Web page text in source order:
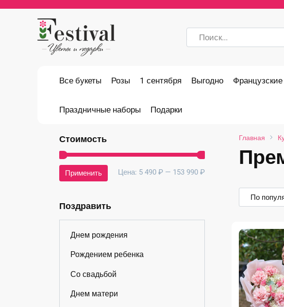
содержанию
Search
Все букеты Розы 1 сентября Выгодно
Праздничные наборы Подарки
Главная
Стоимость
Минимальная
Максимальная
Применить Цена: 5 490 ₽ — 153 990 ₽
Поздравить
Днем рождения
Рождением ребенка
Со свадьбой
Днем матери